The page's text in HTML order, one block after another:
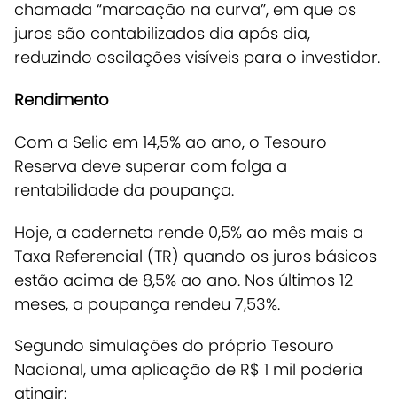
chamada “marcação na curva”, em que os
juros são contabilizados dia após dia,
reduzindo oscilações visíveis para o investidor.
Rendimento
Com a Selic em 14,5% ao ano, o Tesouro
Reserva deve superar com folga a
rentabilidade da poupança.
Hoje, a caderneta rende 0,5% ao mês mais a
Taxa Referencial (TR) quando os juros básicos
estão acima de 8,5% ao ano. Nos últimos 12
meses, a poupança rendeu 7,53%.
Segundo simulações do próprio Tesouro
Nacional, uma aplicação de R$ 1 mil poderia
atingir: